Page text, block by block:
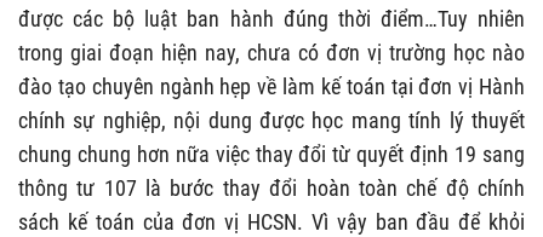
được các bộ luật ban hành đúng thời điểm…Tuy nhiên
trong giai đoạn hiện nay, chưa có đơn vị trường học nào
đào tạo chuyên ngành hẹp về làm kế toán tại đơn vị Hành
chính sự nghiệp, nội dung được học mang tính lý thuyết
chung chung hơn nữa việc thay đổi từ quyết định 19 sang
thông tư 107 là bước thay đổi hoàn toàn chế độ chính
sách kế toán của đơn vị HCSN. Vì vậy ban đầu để khỏi